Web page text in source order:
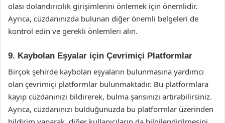
olası dolandırıcılık girişimlerini önlemek için önemlidir.
Ayrıca, cüzdanınızda bulunan diğer önemli belgeleri de
kontrol edin ve gerekli önlemleri alın.
9. Kaybolan Eşyalar için Çevrimiçi Platformlar
Birçok şehirde kaybolan eşyaların bulunmasına yardımcı
olan çevrimiçi platformlar bulunmaktadır. Bu platformlara
kayıp cüzdanınızı bildirerek, bulma şansınızı artırabilirsiniz.
Ayrıca, cüzdanınızı bulduğunuzda bu platformlar üzerinden